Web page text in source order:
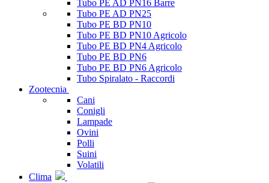
Tubo PE AD PN16 Barre
Tubo PE AD PN25
Tubo PE BD PN10
Tubo PE BD PN10 Agricolo
Tubo PE BD PN4 Agricolo
Tubo PE BD PN6
Tubo PE BD PN6 Agricolo
Tubo Spiralato - Raccordi
Zootecnia
Cani
Conigli
Lampade
Ovini
Polli
Suini
Volatili
Clima